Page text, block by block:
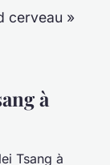
cerveau »
à
Tsang à